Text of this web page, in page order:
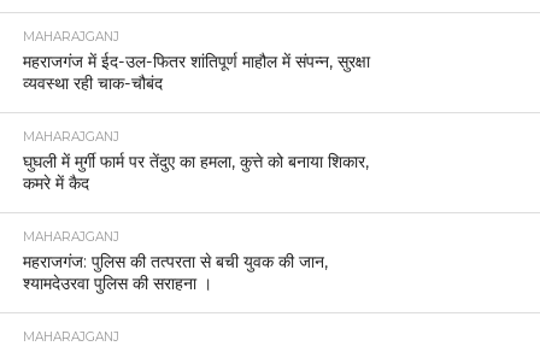
MAHARAJGANJ
महराजगंज में ईद-उल-फितर शांतिपूर्ण माहौल में संपन्न, सुरक्षा
व्यवस्था रही चाक-चौबंद
MAHARAJGANJ
घुघली में मुर्गी फार्म पर तेंदुए का हमला, कुत्ते को बनाया शिकार,
कमरे में कैद
MAHARAJGANJ
महराजगंज: पुलिस की तत्परता से बची युवक की जान,
श्यामदेउरवा पुलिस की सराहना ।
MAHARAJGANJ